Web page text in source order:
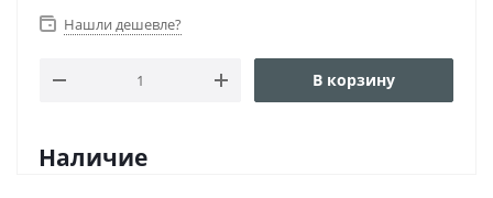
Нашли дешевле?
В корзину
Наличие